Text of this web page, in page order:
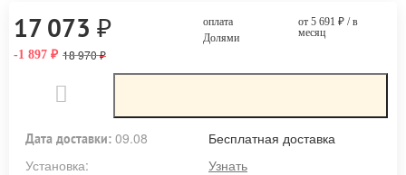
17 073 ₽
-1 897 ₽ 18 970₽
оплата
Долями
от 5 691 ₽/ в
месяц
Дата доставки: 09.08
Бесплатная доставка
Установка:
Узнать